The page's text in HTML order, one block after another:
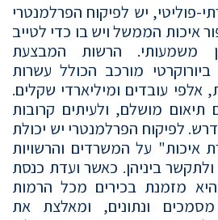
פוליטי, יש לפיקוח הפרלמנטרי
איכות הממשל ויש בו כדי לטייב
משמעותי. הרשות המבצעת
מורכב הכולל עשרות
אלפי עובדים ומיליארדי שקלים.
תיאום מושלם, ולעיתים קרובות
לפיקוח הפרלמנטרי יש יכולת
על המשרדים והרשויות
ביניהן. כאשר ועדת כנסת
מזמנת בכירים מכל הרמות
מסמכים ונתונים, ומאלצת את